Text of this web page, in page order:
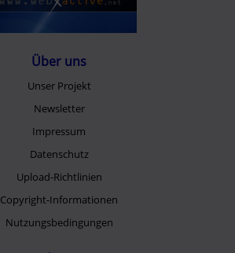
Über uns
Unser Projekt
Newsletter
Impressum
Datenschutz
Upload-Richtlinien
Copyright-Informationen
Nutzungsbedingungen